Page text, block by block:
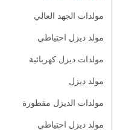
مولدات الجهد العالي
مولد ديزل احتياطي
مولدات ديزل كهربائية
مولد ديزل
مولدات الديزل مقطورة
مولد ديزل احتياطي